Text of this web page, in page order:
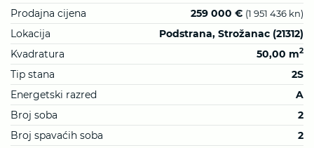
Prodajna cijena
259 000 € (1 951 436 kn)
Lokacija
Podstrana, Strožanac (21312)
Kvadratura
50,00 m2
Tip stana
2S
Energetski razred
A
Broj soba
2
Broj spavaćih soba
2